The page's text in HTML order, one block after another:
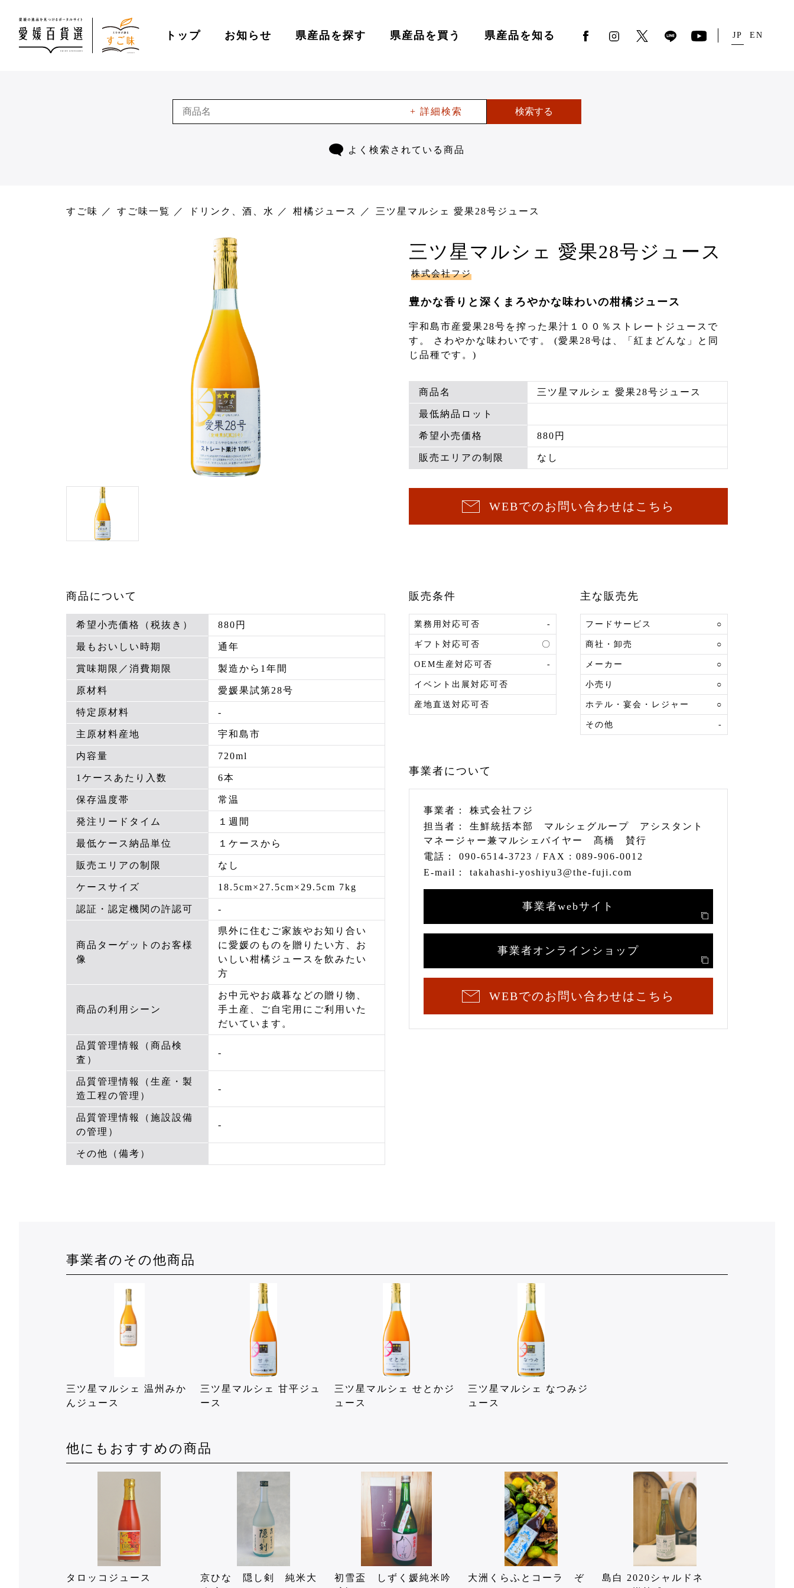
トップ お知らせ 県産品を探す 県産品を買う 県産品を知る JP EN
+ 詳細検索 検索する
よく検索されている商品
すご味 すご味一覧 ドリンク、酒、水 柑橘ジュース 三ツ星マルシェ 愛果28号ジュース
三ツ星マルシェ 愛果28号ジュース
株式会社フジ
豊かな香りと深くまろやかな味わいの柑橘ジュース
宇和島市産愛果28号を搾った果汁１００％ストレートジュースで
す。 さわやかな味わいです。 (愛果28号は、「紅まどんな」と同
じ品種です。)
商品名 三ツ星マルシェ 愛果28号ジュース
最低納品ロット
希望小売価格 880円
販売エリアの制限 なし
WEBでのお問い合わせはこちら
商品について
希望小売価格（税抜き） 880円
最もおいしい時期 通年
賞味期限／消費期限 製造から1年間
原材料 愛媛果試第28号
特定原材料 -
主原材料産地 宇和島市
内容量 720ml
1ケースあたり入数 6本
保存温度帯 常温
発注リードタイム １週間
最低ケース納品単位 １ケースから
販売エリアの制限 なし
ケースサイズ 18.5cm×27.5cm×29.5cm 7kg
認証・認定機関の許認可 -
商品ターゲットのお客様
像
県外に住むご家族やお知り合い
に愛媛のものを贈りたい方、お
いしい柑橘ジュースを飲みたい
方
商品の利用シーン
お中元やお歳暮などの贈り物、
手土産、ご自宅用にご利用いた
だいています。
品質管理情報（商品検
査）
-
品質管理情報（生産・製
造工程の管理）
-
品質管理情報（施設設備
の管理）
-
その他（備考）
販売条件
業務用対応可否 -
ギフト対応可否 〇
OEM生産対応可否 -
イベント出展対応可否
産地直送対応可否
主な販売先
フードサービス ○
商社・卸売 ○
メーカー ○
小売り ○
ホテル・宴会・レジャー ○
その他 -
事業者について
事業者： 株式会社フジ
担当者： 生鮮統括本部 マルシェグループ アシスタント
マネージャー兼マルシェバイヤー 髙橋 賛行
電話： 090-6514-3723 / FAX : 089-906-0012
E-mail： takahashi-yoshiyu3@the-fuji.com
事業者webサイト
事業者オンラインショップ
WEBでのお問い合わせはこちら
事業者のその他商品
三ツ星マルシェ 温州みか
んジュース
三ツ星マルシェ 甘平ジュ
ース
三ツ星マルシェ せとかジ
ュース
三ツ星マルシェ なつみジ
ュース
他にもおすすめの商品
タロッコジュース
京ひな 隠し剣 純米大
初雪盃 しずく媛純米吟
大洲くらふとコーラ ぞ
島白 2020シャルドネ